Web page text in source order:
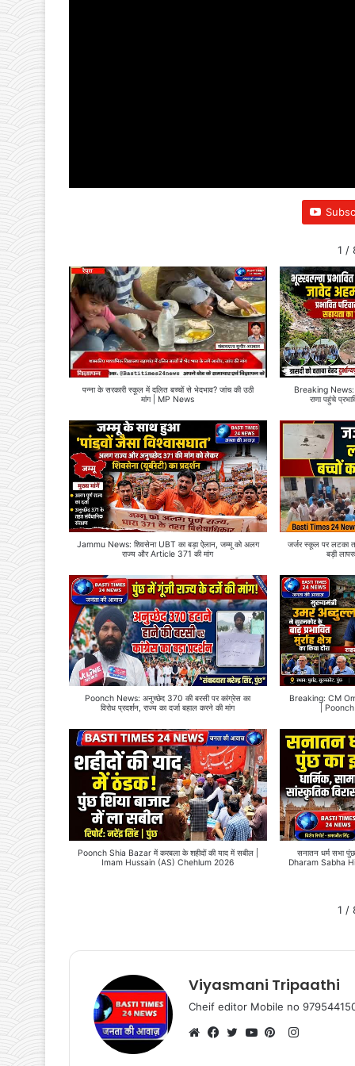
1 /
पन्ना के सरकारी स्कूल में दलित बच्चों से भेदभाव? जांच की उठी
मांग | MP News
Breaking News:
राणा पहुंचे
Jammu News: शिवसेना UBT का बड़ा ऐलान, जम्मू को अलग
राज्य और Article 371 की मांग
जर्जर स्कूल पर लटका
बड़ी
Poonch News: अनुच्छेद 370 की बरसी पर कांग्रेस का
विरोध प्रदर्शन, राज्य का दर्जा बहाल करने की मांग
Breaking: CM
|
Poonch Shia Bazar में करबला के शहीदों की याद में सबील |
Imam Hussain (AS) Chehlum 2026
सनातन धर्म सभा
Dharam Sabha
1 /
Viyasmani Tripaathi
Cheif editor Mobile no
Instagram